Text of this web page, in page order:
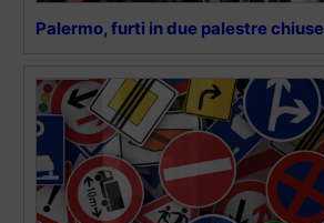
Palermo, furti in due palestre